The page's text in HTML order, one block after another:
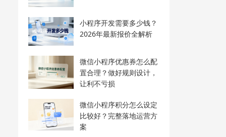
小程序开发需要多少钱？
2026年最新报价全解析
微信小程序优惠券怎么配
置合理？做好规则设计，
让利不亏损
微信小程序积分怎么设定
比较好？完整落地运营方
案